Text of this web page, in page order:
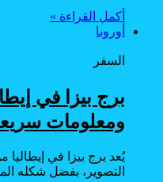
أكمل القراءة »
أوروبا
السفر
برج بيزا في
ومعلومات
يُعد برج بيزا في
التصوير، بفضل شكله